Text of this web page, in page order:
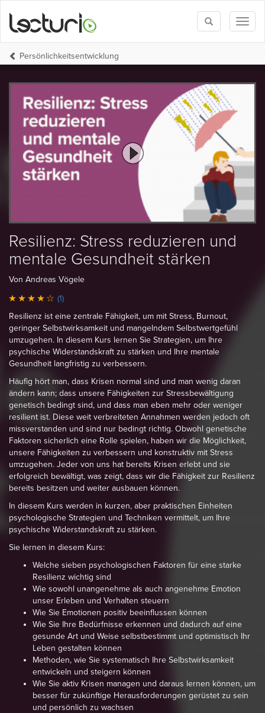
Toggle
search
Persönlichkeits­entwicklung
Resilienz: Stress reduzieren und
mentale Gesundheit stärken
Von Andreas Vögele
(1)
Resilienz ist eine zentrale Fähigkeit, um mit Stress, Burnout,
geringer Selbstwirksamkeit und mangelndem Selbstwertgefühl
umzugehen. In diesem Kurs lernen Sie Strategien, um Ihre
psychische Widerstandskraft zu stärken und Ihre mentale
Gesundheit langfristig zu verbessern.
Häufig hört man, dass Krisen normal sind und man wenig daran
ändern kann; dass unsere Fähigkeiten zur Stressbewältigung
genetisch bedingt sind, und dass man eben mehr oder weniger
resilient ist. Diese weit verbreiteten Annahmen werden jedoch oft
missverstanden und sind nur bedingt richtig. Obwohl genetische
Faktoren sicherlich eine Rolle spielen, haben wir die Möglichkeit,
unsere Fähigkeiten zu verbessern und konstruktiv mit Stress
umzugehen. Jeder von uns hat bereits Krisen erlebt und sie
erfolgreich bewältigt, was zeigt, dass wir die Fähigkeit zur Resilienz
bereits besitzen und weiter ausbauen können.
In diesem Kurs werden in kurzen, aber praktischen Einheiten
psychologische Strategien und Techniken vermittelt, um Ihre
psychische Widerstandskraft zu stärken.
Sie lernen in diesem Kurs:
Welche sieben psychologischen Faktoren für eine starke
Resilienz wichtig sind
Wie sowohl unangenehme als auch angenehme Emotion
unser Erleben und Verhalten steuern
Wie Sie Emotionen positiv beeinflussen können
Wie Sie Ihre Bedürfnisse erkennen und dadurch auf eine
gesunde Art und Weise selbstbestimmt und optimistisch Ihr
Leben gestalten können
Methoden, wie Sie systematisch Ihre Selbstwirksamkeit
entwickeln und steigern können
Wie Sie aktiv Krisen managen und daraus lernen können, um
besser für zukünftige Herausforderungen gerüstet zu sein
und persönlich zu wachsen